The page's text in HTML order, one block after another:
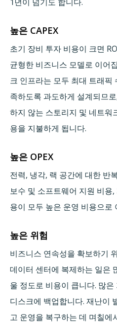
높은 CAPEX
초기 장비 투자 비용이 크면
균형한 비즈니스 모델로 이어
크 인프라는 모두 최대 트래픽
족하도록 과도하게 설계되므
하지 않는 스토리지 및 네트워
용을 지불하게 됩니다.
높은 OPEX
전력, 냉각, 랙 공간에 대한 반
보수 및 소프트웨어 지원 비용
용이 모두 높은 운영 비용으로
높은 위험
비즈니스 연속성을 확보하기
데이터 센터에 복제하는 일은
울 정도로 비용이 큽니다. 많
디스크에 백업합니다. 재난이
고 운영을 복구하는 데 며칠에